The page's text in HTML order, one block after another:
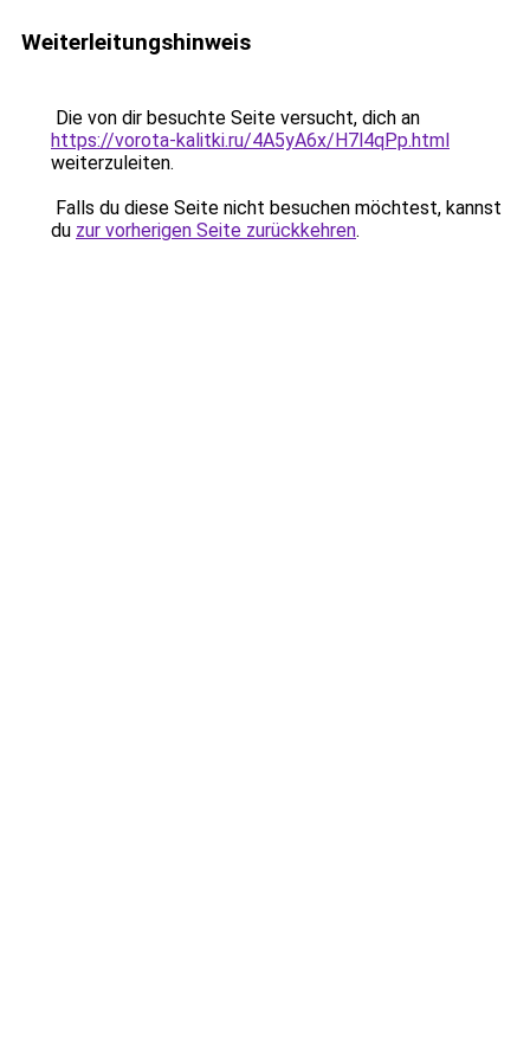
Weiterleitungshinweis
Die von dir besuchte Seite versucht, dich an
https://vorota-kalitki.ru/4A5yA6x/H7l4qPp.html
weiterzuleiten.
Falls du diese Seite nicht besuchen möchtest, kannst
du zur vorherigen Seite zurückkehren.